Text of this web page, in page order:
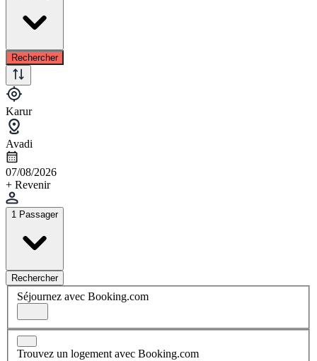
Rechercher
Karur
Avadi
07/08/2026
+ Revenir
1 Passager
Rechercher
Séjournez avec Booking.com
Trouvez un logement avec Booking.com